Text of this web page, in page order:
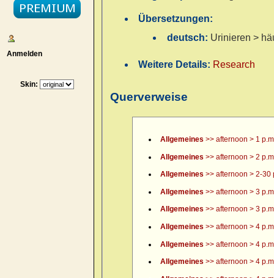
Anmelden
Skin:
Übersetzungen:
deutsch: Urinieren >
Weitere Details: Research
Querverweise
Allgemeines >> afternoon > 1
Allgemeines >> afternoon > 2 p.m.
Allgemeines >> afternoon > 2-30
Allgemeines >> afternoon > 3 p.m.
Allgemeines >> afternoon > 3
Allgemeines >> afternoon > 4
Allgemeines >> afternoon > 4
Allgemeines >> afternoon > 4